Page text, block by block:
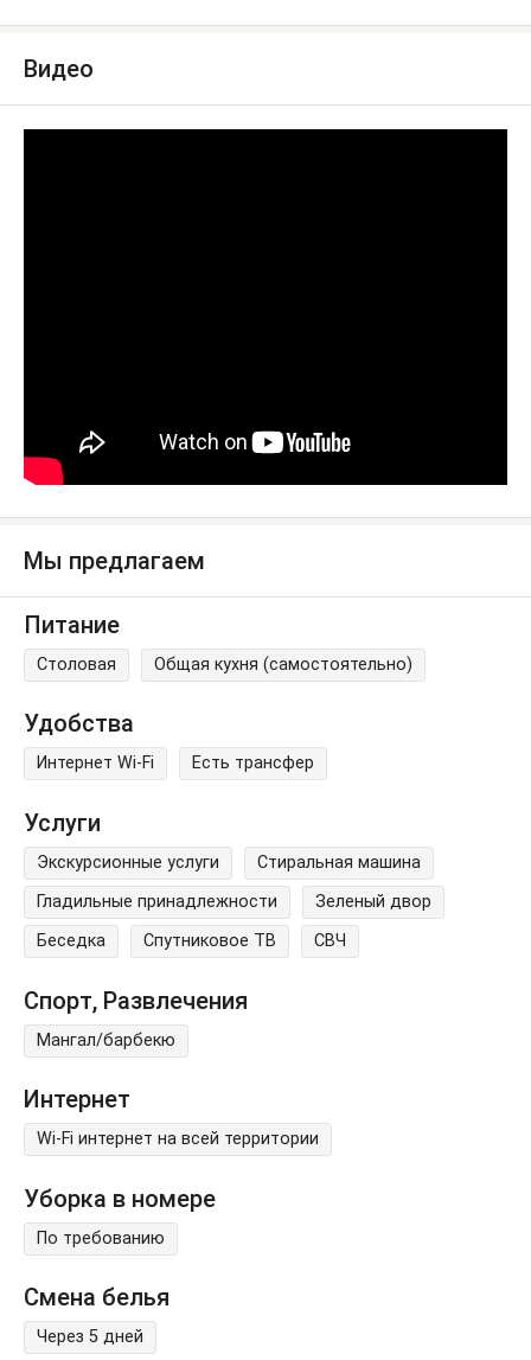
Видео
Мы предлагаем
Питание
Столовая Общая кухня (самостоятельно)
Удобства
Интернет Wi-Fi Есть трансфер
Услуги
Экскурсионные услуги
Стиральная машина
Гладильные принадлежности
Зеленый двор
Беседка
Спутниковое ТВ СВЧ
Спорт, Развлечения
Мангал/барбекю
Интернет
Wi-Fi интернет на всей территории
Уборка в номере
По требованию
Смена белья
Через 5 дней